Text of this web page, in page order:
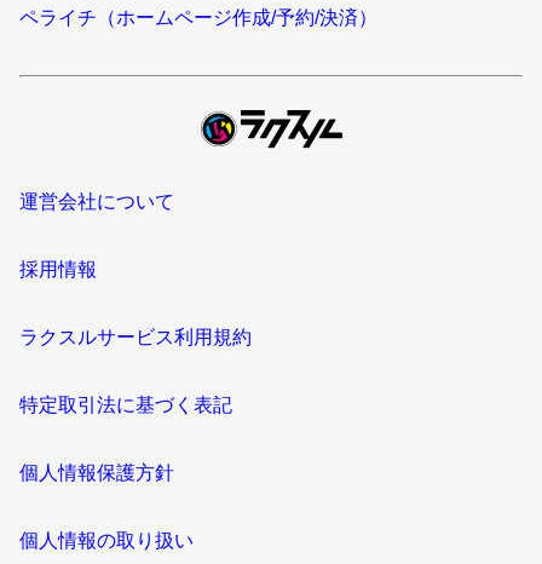
ペライチ（ホームページ作成/予約/決済）
運営会社について
採用情報
ラクスルサービス利用規約
特定取引法に基づく表記
個人情報保護方針
個人情報の取り扱い